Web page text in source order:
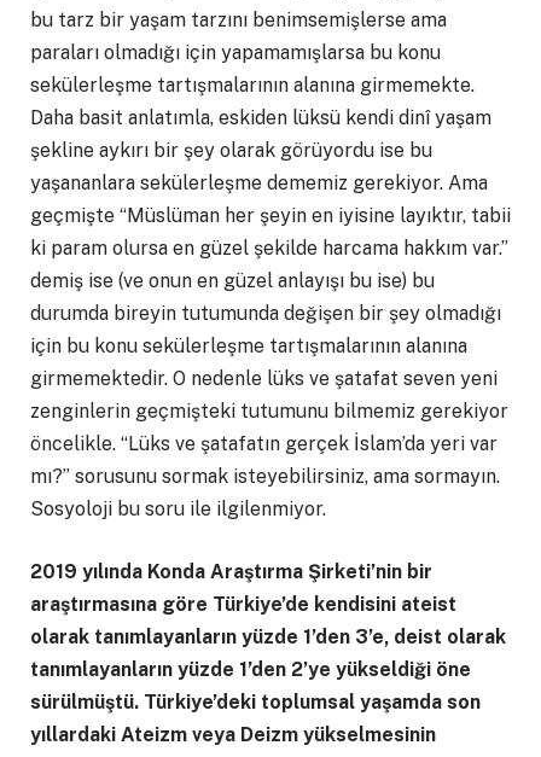
bu tarz bir yaşam tarzını benimsemişlerse ama
paraları olmadığı için yapamamışlarsa bu konu
sekülerleşme tartışmalarının alanına girmemekte.
Daha basit anlatımla, eskiden lüksü kendi dinî yaşam
şekline aykırı bir şey olarak görüyordu ise bu
yaşananlara sekülerleşme dememiz gerekiyor. Ama
geçmişte “Müslüman her şeyin en iyisine layıktır, tabii
ki param olursa en güzel şekilde harcama hakkım var.”
demiş ise (ve onun en güzel anlayışı bu ise) bu
durumda bireyin tutumunda değişen bir şey olmadığı
için bu konu sekülerleşme tartışmalarının alanına
girmemektedir. O nedenle lüks ve şatafat seven yeni
zenginlerin geçmişteki tutumunu bilmemiz gerekiyor
öncelikle. “Lüks ve şatafatın gerçek İslam’da yeri var
mı?” sorusunu sormak isteyebilirsiniz, ama sormayın.
Sosyoloji bu soru ile ilgilenmiyor.
2019 yılında Konda Araştırma Şirketi’nin bir
araştırmasına göre Türkiye’de kendisini ateist
olarak tanımlayanların yüzde 1’den 3’e, deist olarak
tanımlayanların yüzde 1’den 2’ye yükseldiği öne
sürülmüştü. Türkiye’deki toplumsal yaşamda son
yıllardaki Ateizm veya Deizm yükselmesinin